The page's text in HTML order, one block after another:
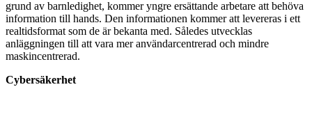
grund av barnledighet, kommer yngre ersättande arbetare att behöva
information till hands. Den informationen kommer att levereras i ett
realtidsformat som de är bekanta med. Således utvecklas
anläggningen till att vara mer användarcentrerad och mindre
maskincentrerad.
Cybersäkerhet